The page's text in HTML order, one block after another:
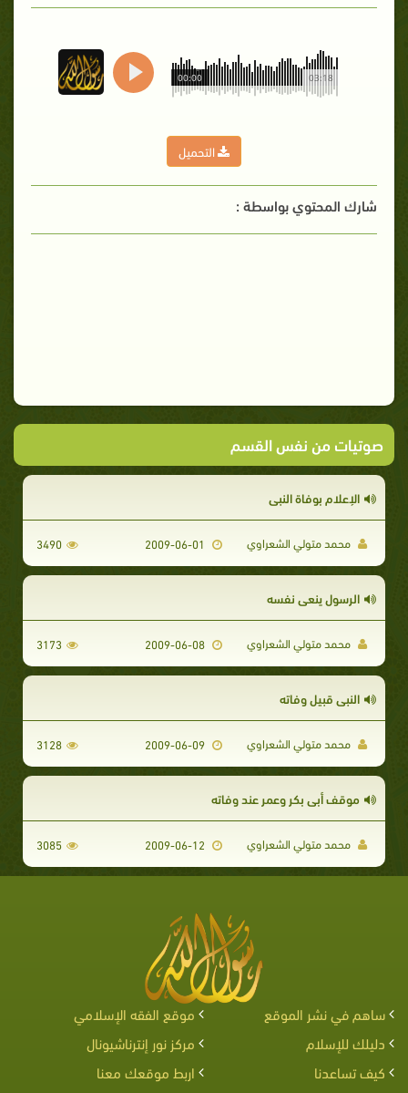
03:18
00:00
التحميل
شارك المحتوي بواسطة :
صوتيات من نفس القسم
الإعلام بوفاة النبي
محمد متولي الشعراوي 3490
الرسول ينعي نفسه
محمد متولي الشعراوي 2009-06-08
3173
النبي قبيل وفاته
محمد متولي الشعراوي 2009-06-09
3128
موقف أبي بكر وعمر عند وفاته
محمد متولي الشعراوي 3085
ساهم في نشر الموقع
موقع الفقه الإسلامي
دليلك للإسلام
مركز نور إنترناشيونال
كيف تساعدنا
اربط موقعك معنا